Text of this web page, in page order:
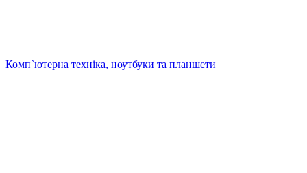
Комп`ютерна техніка, ноутбуки та планшети